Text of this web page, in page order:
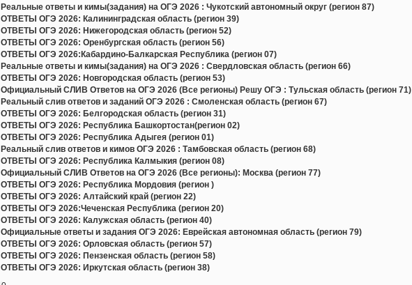
Реальные ответы и кимы(задания) на ОГЭ 2026 : Чукотский автономный округ (регион 87)
ОТВЕТЫ ОГЭ 2026: Калининградская область (регион 39)
ОТВЕТЫ ОГЭ 2026: Нижегородская область (регион 52)
ОТВЕТЫ ОГЭ 2026: Оренбургская область (регион 56)
ОТВЕТЫ ОГЭ 2026:Кабардино-Балкарская Республика (регион 07)
Реальные ответы и кимы(задания) на ОГЭ 2026 : Свердловская область (регион 66)
ОТВЕТЫ ОГЭ 2026: Новгородская область (регион 53)
Официальный СЛИВ Ответов на ОГЭ 2026 (Все регионы) Решу ОГЭ : Тульская область (регион 71)
Реальный слив ответов и заданий ОГЭ 2026 : Смоленская область (регион 67)
ОТВЕТЫ ОГЭ 2026: Белгородская область (регион 31)
ОТВЕТЫ ОГЭ 2026: Республика Башкортостан(регион 02)
ОТВЕТЫ ОГЭ 2026: Республика Адыгея (регион 01)
Реальный слив ответов и кимов ОГЭ 2026 : Тамбовская область (регион 68)
ОТВЕТЫ ОГЭ 2026: Республика Калмыкия (регион 08)
Официальный СЛИВ Ответов на ОГЭ 2026 (Все регионы): Москва (регион 77)
ОТВЕТЫ ОГЭ 2026: Республика Мордовия (регион )
ОТВЕТЫ ОГЭ 2026: Алтайский край (регион 22)
ОТВЕТЫ ОГЭ 2026:Чеченская Республика (регион 20)
ОТВЕТЫ ОГЭ 2026: Калужская область (регион 40)
Официальные ответы и задания ОГЭ 2026: Еврейская автономная область (регион 79)
ОТВЕТЫ ОГЭ 2026: Орловская область (регион 57)
ОТВЕТЫ ОГЭ 2026: Пензенская область (регион 58)
ОТВЕТЫ ОГЭ 2026: Иркутская область (регион 38)